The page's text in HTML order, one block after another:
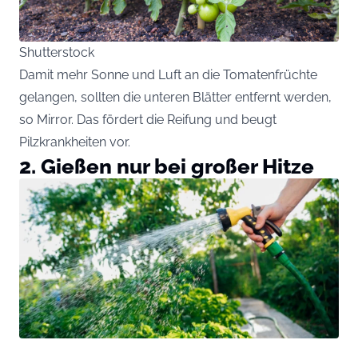
Shutterstock
Damit mehr Sonne und Luft an die Tomatenfrüchte
gelangen, sollten die unteren Blätter entfernt werden,
so Mirror. Das fördert die Reifung und beugt
Pilzkrankheiten vor.
2. Gießen nur bei großer Hitze